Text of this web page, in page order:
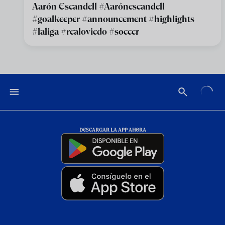
Aarón Escandell #Aarónescandell
#goalkeeper #announcement #highlights
#laliga #realoviedo #soccer
DESCARGAR LA APP AHORA